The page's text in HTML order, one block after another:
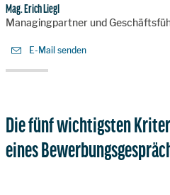
Mag. Erich Liegl
Managingpartner und
E-Mail senden
Die fünf wichtigsten
eines